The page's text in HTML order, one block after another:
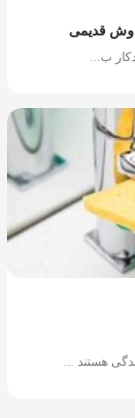
دوش قدیمی
ب...
هستند ...